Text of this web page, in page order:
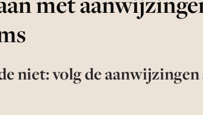
niet: volg de